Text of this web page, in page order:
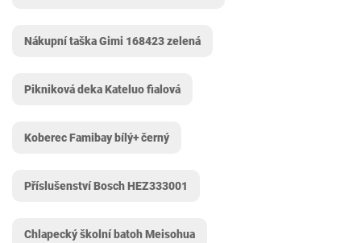
Nákupní taška Gimi 168423 zelená
Pikniková deka Kateluo fialová
Koberec Famibay bílý+ černý
Příslušenství Bosch HEZ333001
Chlapecký školní batoh Meisohua